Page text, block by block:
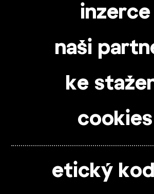
inzerce
naši
ke
cookies
etický